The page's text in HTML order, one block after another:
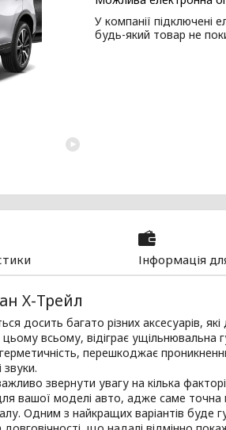
У компанії підключені
будь-який товар не
Інформація
Х-Трейл
досить багато різних аксесуарів,
всьому, відіграє ущільнювальна
перешкоджає
звернути увагу на кілька
вашої моделі авто, адже саме точна
Одним з найкращих варіантів буде